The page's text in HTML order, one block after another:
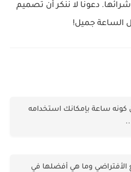
دعونا لا ننكر أن تصميم
الساعة جميل!
كونه ساعة بإمكانك استخدامه
الأفتراضي وما هي أفضلها في